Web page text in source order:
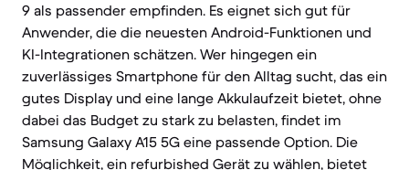
9 als passender empfinden. Es eignet sich gut für
Anwender, die die neuesten Android-Funktionen und
KI-Integrationen schätzen. Wer hingegen ein
zuverlässiges Smartphone für den Alltag sucht, das ein
gutes Display und eine lange Akkulaufzeit bietet, ohne
dabei das Budget zu stark zu belasten, findet im
Samsung Galaxy A15 5G eine passende Option. Die
Möglichkeit, ein refurbished Gerät zu wählen, bietet